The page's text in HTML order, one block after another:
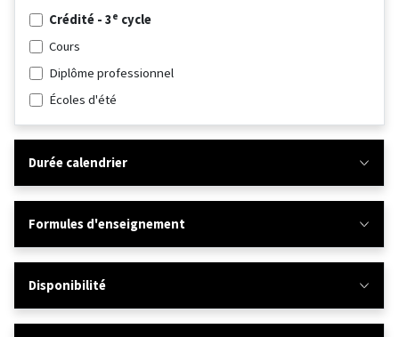
Crédité - 3e cycle
Cours
Diplôme professionnel
Écoles d'été
Durée calendrier
Formules d'enseignement
Disponibilité